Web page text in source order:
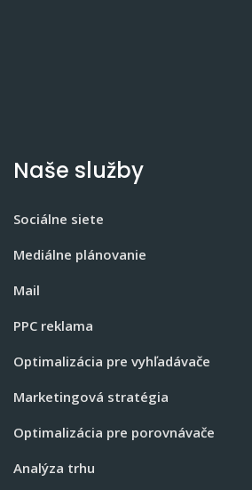
Naše služby
Sociálne siete
Mediálne plánovanie
Mail
PPC reklama
Optimalizácia pre vyhľadávače
Marketingová stratégia
Optimalizácia pre porovnávače
Analýza trhu